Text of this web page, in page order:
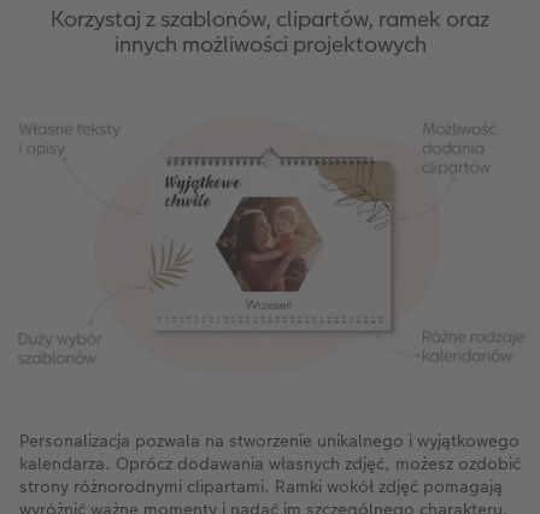
Korzystaj z szablonów, clipartów, ramek oraz
innych możliwości projektowych
Personalizacja pozwala na stworzenie unikalnego i wyjątkowego
kalendarza. Oprócz dodawania własnych zdjęć, możesz ozdobić
strony różnorodnymi clipartami. Ramki wokół zdjęć pomagają